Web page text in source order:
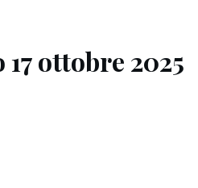
ottobre 2025